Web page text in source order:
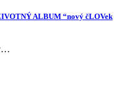
ALBUM “nový čLOVek